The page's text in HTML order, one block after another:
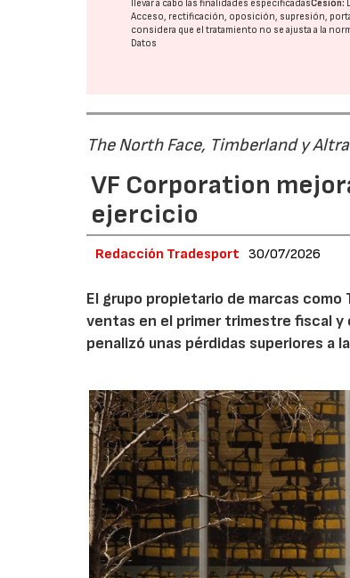
llevar a cabo las finalidades especificadasCesión:
Acceso, rectificación, oposición, supresión,
considera que el tratamiento no se ajusta a la
Datos
The North Face, Timberland y
VF Corporation
ejercicio
Redacción Tradesport 30/07/2026
El grupo propietario de marcas como
ventas en el primer trimestre fiscal y
penalizó unas pérdidas superiores a